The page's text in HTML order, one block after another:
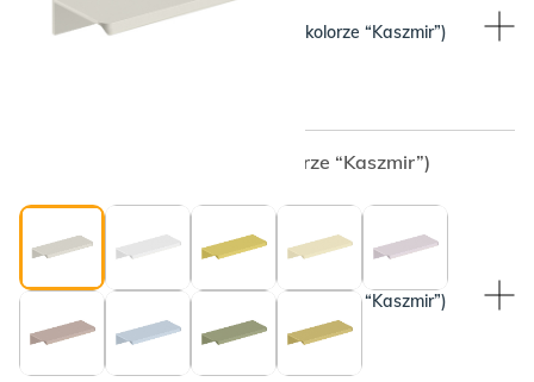
Beżowy (pasuje do blatu w kolorze “Kaszmir”)
WYBRANY KOLOR:
Beżowy (pasuje do blatu w kolorze “Kaszmir”)
WYBRANY KOLOR:
Beżowy (pasuje do blatu w kolorze “Kaszmir”)